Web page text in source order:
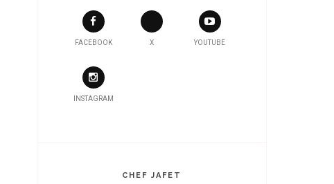
FACEBOOK X YOUTUBE
INSTAGRAM
CHEF JAFET